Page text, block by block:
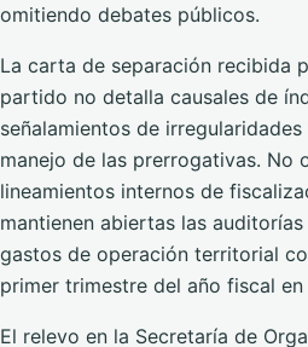
omitiendo debates públicos.
La carta de separación recibida
partido no detalla causales de
señalamientos de
manejo de las prerrogativas. No
lineamientos internos de
mantienen abiertas las
gastos de operación territorial
primer trimestre del año fiscal en
El relevo en la Secretaría de